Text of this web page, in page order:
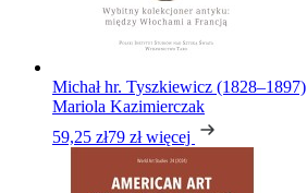
Michał hr. Tyszkiewicz (1828–1897)
Mariola Kazimierczak
59,25 zł79 zł więcej